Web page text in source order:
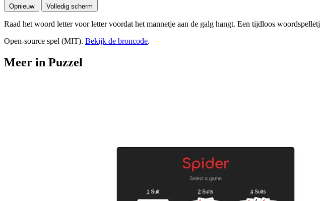
Opnieuw Volledig scherm
Raad het woord letter voor letter voordat het mannetje aan de galg hangt. Een tijdloos
Open-source spel (MIT). Bekijk de broncode.
Meer in Puzzel